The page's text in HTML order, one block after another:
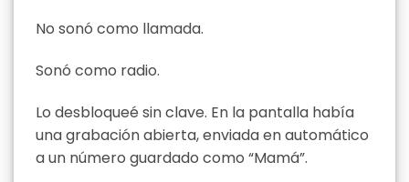
No sonó como llamada.
Sonó como radio.
Lo desbloqueé sin clave. En la pantalla había
una grabación abierta, enviada en automático
a un número guardado como “Mamá”.